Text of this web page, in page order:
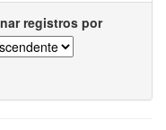
registros por